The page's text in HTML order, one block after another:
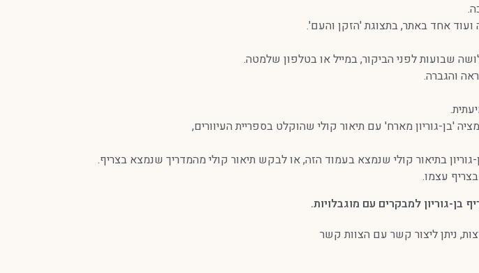
אחד באתר, בתצוגת 'הזקן והעם'.
שבועות לפני הביקור, במייל או בטלפון שלמטה.
והגברה.
'בן-גוריון מארח' עם תיאור קולי שהוקלט בספריית העיוורים,
בתיאור קולי שנמצא בעמוד הזה, או לבקש תיאור קולי מהמדריך שנמצא בצריף.
עצמו.
בן-גוריון למבקרים עם מוגבלויות.
ניתן ליצור קשר עם הצוות קשר